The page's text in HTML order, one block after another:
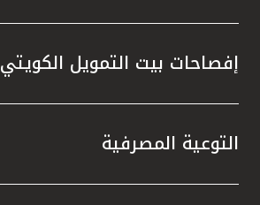
إفصاحات بيت التمويل الكويتي
التوعية المصرفية